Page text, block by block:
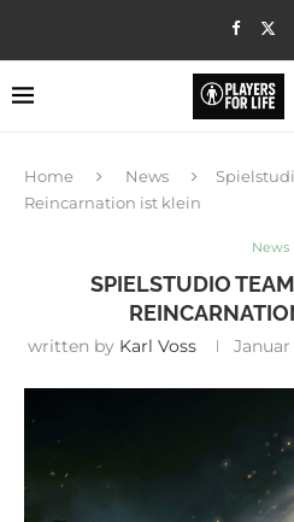
Home News
Reincarnation ist klein
News
SPIELSTUDIO
written by Karl Voss Januar